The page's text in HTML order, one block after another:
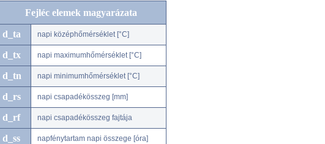
Fejléc elemek magyarázata
d_ta napi középhőmérséklet [°C]
d_tx napi maximumhőmérséklet [°C]
d_tn napi minimumhőmérséklet [°C]
d_rs napi csapadékösszeg [mm]
d_rf napi csapadékösszeg fajtája
d_ss napfénytartam napi összege [óra]